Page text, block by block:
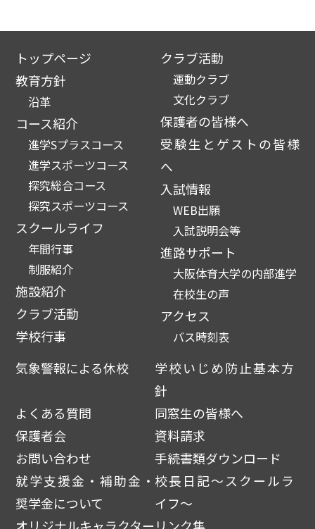
トップページ
教育方針
沿革
コース紹介
進学Sプラスコース
進学スポーツコース
探究総合コース
探究スポーツコース
スクールライフ
年間行事
制服紹介
施設紹介
クラブ活動
学校行事
クラブ活動
運動クラブ
文化クラブ
保護者の皆様へ
受験生とゲストの皆様
へ
入試情報
WEB出願
入試説明会等
進路サポート
大阪体育大学の内部進学
在校生の声
アクセス
バス時刻表
気象警報による休校
学校いじめ防止基本方
針
よくある質問
同窓生の皆様へ
保護者会
資料請求
お問い合わせ
手続書類ダウンロード
就学支援金・補助金・
奨学金について
校長日記～スクールラ
イフ～
オリジナルキャラクター リンク集